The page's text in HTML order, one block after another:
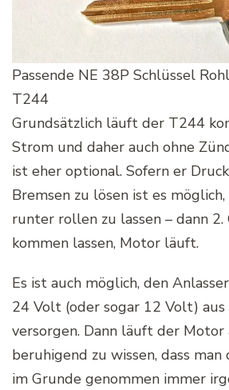
Passende NE 38P Schlüssel
T244
Grundsätzlich läuft der T244
Strom und daher auch ohne
ist eher optional. Sofern er
Bremsen zu lösen ist es
runter rollen zu lassen – dann 2.
kommen lassen, Motor läuft.
Es ist auch möglich, den
24 Volt (oder sogar 12 Volt)
versorgen. Dann läuft der Motor
beruhigend zu wissen, dass man
im Grunde genommen immer